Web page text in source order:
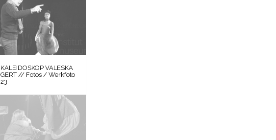
KALEIDOSKOP VALESKA
GERT // Fotos / Werkfoto
23